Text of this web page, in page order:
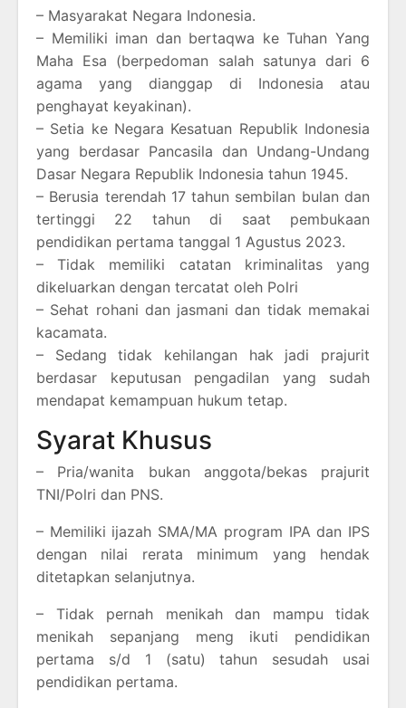
– Masyarakat Negara Indonesia.
– Memiliki iman dan bertaqwa ke Tuhan Yang
Maha Esa (berpedoman salah satunya dari 6
agama yang dianggap di Indonesia atau
penghayat keyakinan).
– Setia ke Negara Kesatuan Republik Indonesia
yang berdasar Pancasila dan Undang-Undang
Dasar Negara Republik Indonesia tahun 1945.
– Berusia terendah 17 tahun sembilan bulan dan
tertinggi 22 tahun di saat pembukaan
pendidikan pertama tanggal 1 Agustus 2023.
– Tidak memiliki catatan kriminalitas yang
dikeluarkan dengan tercatat oleh Polri
– Sehat rohani dan jasmani dan tidak memakai
kacamata.
– Sedang tidak kehilangan hak jadi prajurit
berdasar keputusan pengadilan yang sudah
mendapat kemampuan hukum tetap.
Syarat Khusus
– Pria/wanita bukan anggota/bekas prajurit
TNI/Polri dan PNS.
– Memiliki ijazah SMA/MA program IPA dan IPS
dengan nilai rerata minimum yang hendak
ditetapkan selanjutnya.
– Tidak pernah menikah dan mampu tidak
menikah sepanjang meng ikuti pendidikan
pertama s/d 1 (satu) tahun sesudah usai
pendidikan pertama.